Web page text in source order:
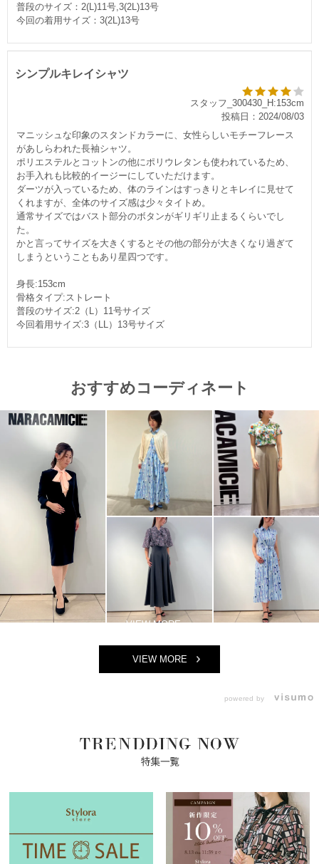
普段のサイズ：2(L)11号,3(2L)13号
今回の着用サイズ：3(2L)13号
シンプルキレイシャツ
スタッフ_300430_H:153cm
投稿日：2024/08/03
マニッシュな印象のスタンドカラーに、女性らしいモチーフレース
があしらわれた長袖シャツ。
ポリエステルとコットンの他にポリウレタンも使われているため、
お手入れも比較的イージーにしていただけます。
ダーツが入っているため、体のラインはすっきりとキレイに見せて
くれますが、全体のサイズ感は少々タイトめ。
通常サイズではバスト部分のボタンがギリギリ止まるくらいでし
た。
かと言ってサイズを大きくするとその他の部分が大きくなり過ぎて
しまうということもあり星四つです。
身長:153cm
骨格タイプ:ストレート
普段のサイズ:2（L）11号サイズ
今回着用サイズ:3（LL）13号サイズ
おすすめコーディネート
VIEW MORE
powered by